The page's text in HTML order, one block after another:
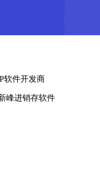
软件开发商
峰进销存软件